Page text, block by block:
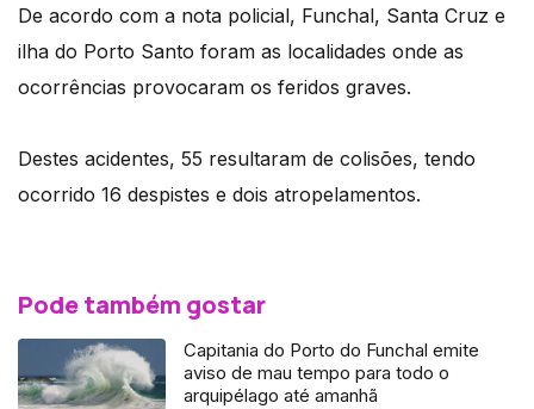
De acordo com a nota policial, Funchal, Santa Cruz e
ilha do Porto Santo foram as localidades onde as
ocorrências provocaram os feridos graves.
Destes acidentes, 55 resultaram de colisões, tendo
ocorrido 16 despistes e dois atropelamentos.
Pode também gostar
Capitania do Porto do Funchal emite
aviso de mau tempo para todo o
arquipélago até amanhã